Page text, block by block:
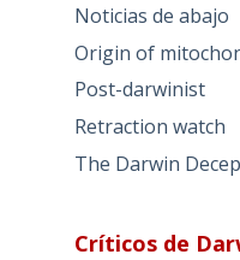
Noticias de abajo
Origin of
Post-darwinist
Retraction watch
The Darwin
Críticos de